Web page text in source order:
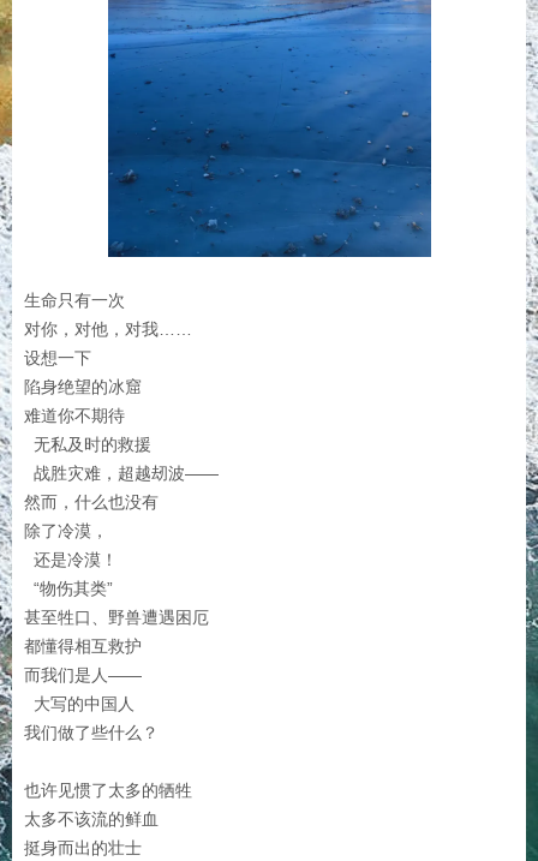
生命只有一次
对你，对他，对我……
设想一下
陷身绝望的冰窟
难道你不期待
无私及时的救援
战胜灾难，超越刼波——
然而，什么也没有
除了冷漠，
还是冷漠！
“物伤其类”
甚至牲口、野兽遭遇困厄
都懂得相互救护
而我们是人——
大写的中国人
我们做了些什么？
也许见惯了太多的牺牲
太多不该流的鲜血
挺身而出的壮士